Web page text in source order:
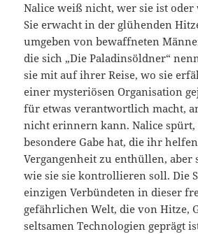
Nalice weiß nicht, wer sie ist
Sie erwacht in der glühenden
umgeben von bewaffneten
die sich „Die Paladinsöldner“
sie mit auf ihrer Reise, wo sie
einer mysteriösen Organisation
für etwas verantwortlich macht,
nicht erinnern kann. Nalice spürt,
besondere Gabe hat, die ihr
Vergangenheit zu enthüllen, aber
wie sie sie kontrollieren soll. Die
einzigen Verbündeten in dieser
gefährlichen Welt, die von Hitze,
seltsamen Technologien geprägt